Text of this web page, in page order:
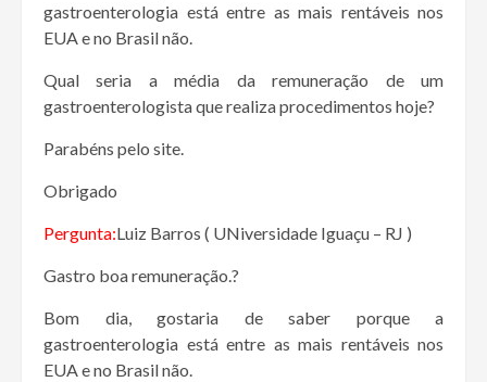
gastroenterologia está entre as mais rentáveis nos
EUA e no Brasil não.
Qual seria a média da remuneração de um
gastroenterologista que realiza procedimentos hoje?
Parabéns pelo site.
Obrigado
Pergunta:Luiz Barros ( UNiversidade Iguaçu – RJ )
Gastro boa remuneração.?
Bom dia, gostaria de saber porque a
gastroenterologia está entre as mais rentáveis nos
EUA e no Brasil não.